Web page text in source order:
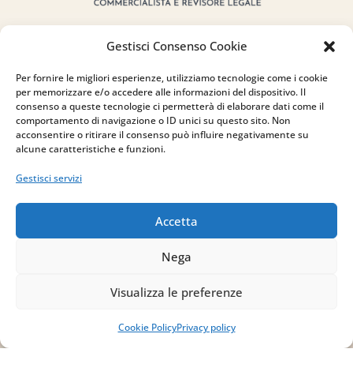
Gestisci Consenso Cookie
Per fornire le migliori esperienze, utilizziamo tecnologie come i cookie
per memorizzare e/o accedere alle informazioni del dispositivo. Il
consenso a queste tecnologie ci permetterà di elaborare dati come il
comportamento di navigazione o ID unici su questo sito. Non
acconsentire o ritirare il consenso può influire negativamente su
alcune caratteristiche e funzioni.
Gestisci servizi
Accetta
Nega
Visualizza le preferenze
Cookie PolicyPrivacy policy
Indirizzo
via Sant’Alessio, 5
83030 Venticano (AV)
Email
info@studiopizzano.it
IT02754810642